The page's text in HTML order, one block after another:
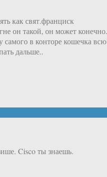
как свят.франциск
он такой, он может
в конторе кошечка всю
дальше..
Cisco ты знаешь.